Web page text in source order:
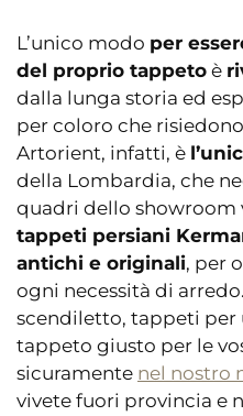
L’unico modo per
del proprio tappeto è
dalla lunga storia ed
per coloro che
Artorient, infatti, è
della Lombardia, che
quadri dello showroom
tappeti persiani
antichi e originali, per
ogni necessità di
scendiletto, tappeti per
tappeto giusto per le
sicuramente nel nostro
vivete fuori provincia e